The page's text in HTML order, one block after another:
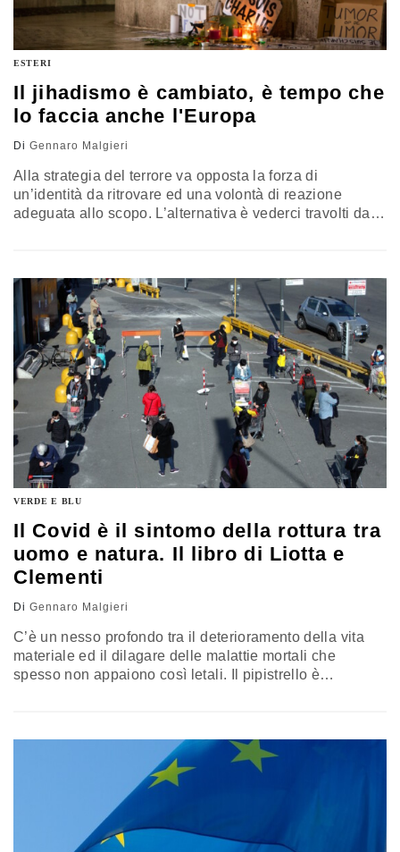
ESTERI
Il jihadismo è cambiato, è tempo che
lo faccia anche l'Europa
Di Gennaro Malgieri
Alla strategia del terrore va opposta la forza di
un’identità da ritrovare ed una volontà di reazione
adeguata allo scopo. L’alternativa è vederci travolti da
VERDE E BLU
Il Covid è il sintomo della rottura tra
uomo e natura. Il libro di Liotta e
Clementi
Di Gennaro Malgieri
C’è un nesso profondo tra il deterioramento della vita
materiale ed il dilagare delle malattie mortali che
spesso non appaiono così letali. Il pipistrello è
firmato da Eliana Liotta e Massimo Clementi